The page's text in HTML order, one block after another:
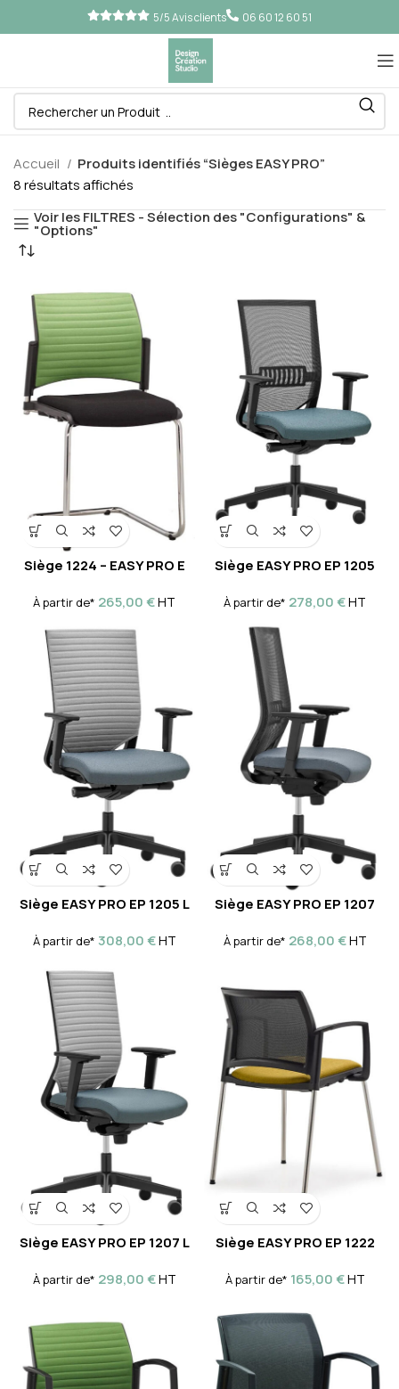
5/5 Avis clients 06 60 12 60 51
Accueil
Produits identifiés “Sièges EASY PRO”
8 résultats affichés
Voir les FILTRES - Sélection des "Configurations" &
"Options"
Siège 1224 – EASY PRO E
À partir de* 265,00€HT
Siège EASY PRO EP 1205
À partir de* 278,00€HT
Siège EASY PRO EP 1205 L
À partir de* 308,00€HT
Siège EASY PRO EP 1207
À partir de* 268,00€HT
Siège EASY PRO EP 1207 L
À partir de* 298,00€HT
Siège EASY PRO EP 1222
À partir de* 165,00€HT